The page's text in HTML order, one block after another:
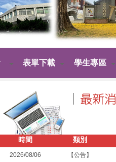
表單下載 學生專區
時間 類別
2026/08/06 【公告】